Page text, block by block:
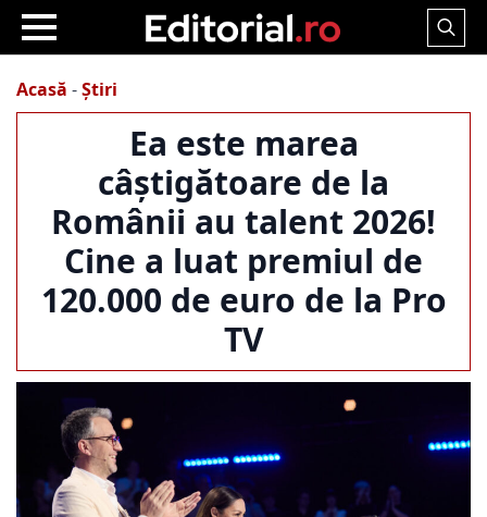
Search
Acasă -Știri
Ea este marea
câștigătoare de la
Românii au talent 2026!
Cine a luat premiul de
120.000 de euro de la Pro
TV